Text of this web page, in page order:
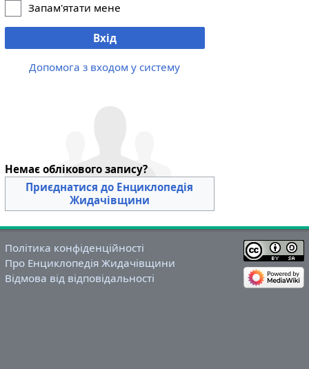
Запам'ятати мене
Вхід
Допомога з входом у систему
Немає облікового запису?
Приєднатися до Енциклопедія
Жидачівщини
Політика конфіденційності
Про Енциклопедія Жидачівщини
Відмова від відповідальності